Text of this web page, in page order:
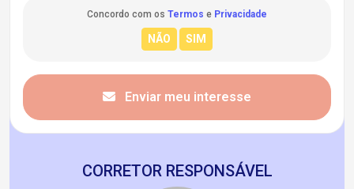
Concordo com os Termos e Privacidade
Enviar meu interesse
CORRETOR RESPONSÁVEL